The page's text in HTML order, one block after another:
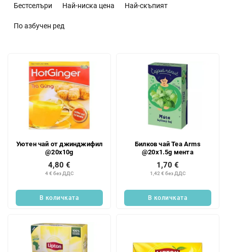
Бестселъри Най-ниска цена Най-скъпият
По азбучен ред
Уютен чай от джинджифил
@20x10g
4 € без ДДС
4,80 €
В количката
Билков чай Tea Arms
@20x1.5g мента
1,42 € без ДДС
1,70 €
В количката